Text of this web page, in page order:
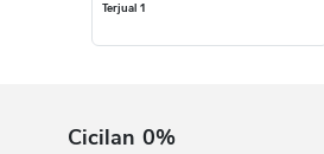
Terjual 1
Cicilan 0%